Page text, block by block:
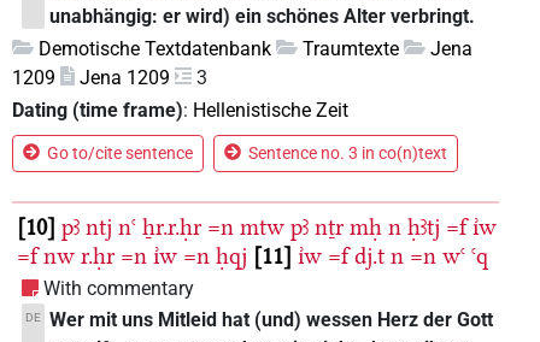
unabhängig: er wird) ein schönes Alter verbringt.
Demotische Textdatenbank
Traumtexte
Jena
1209
Jena 1209
3
Dating (time frame): Hellenistische Zeit
Go to/cite sentence Sentence no. 3 in co(n)text
10 pꜣ ntj nꜥ ẖr.r.ḥr =n mtw pꜣ nṯr mḥ n ḥꜣtj =f ı͗w
=f nw r.ḥr =n ı͗w =n ḥqj 11 ı͗w =f dj.t n =n wꜥ ꜥq
With commentary
DE Wer mit uns Mitleid hat (und) wessen Herz der Gott